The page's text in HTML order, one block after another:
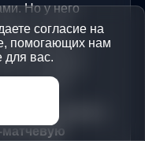
Но у него
А что
У
и голевых
и другое.
матчевую
согласие на
помогающих нам
для вас.